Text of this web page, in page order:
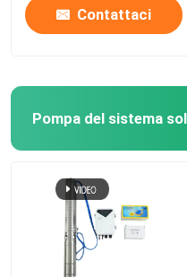
Contattaci
Pompa del sistema